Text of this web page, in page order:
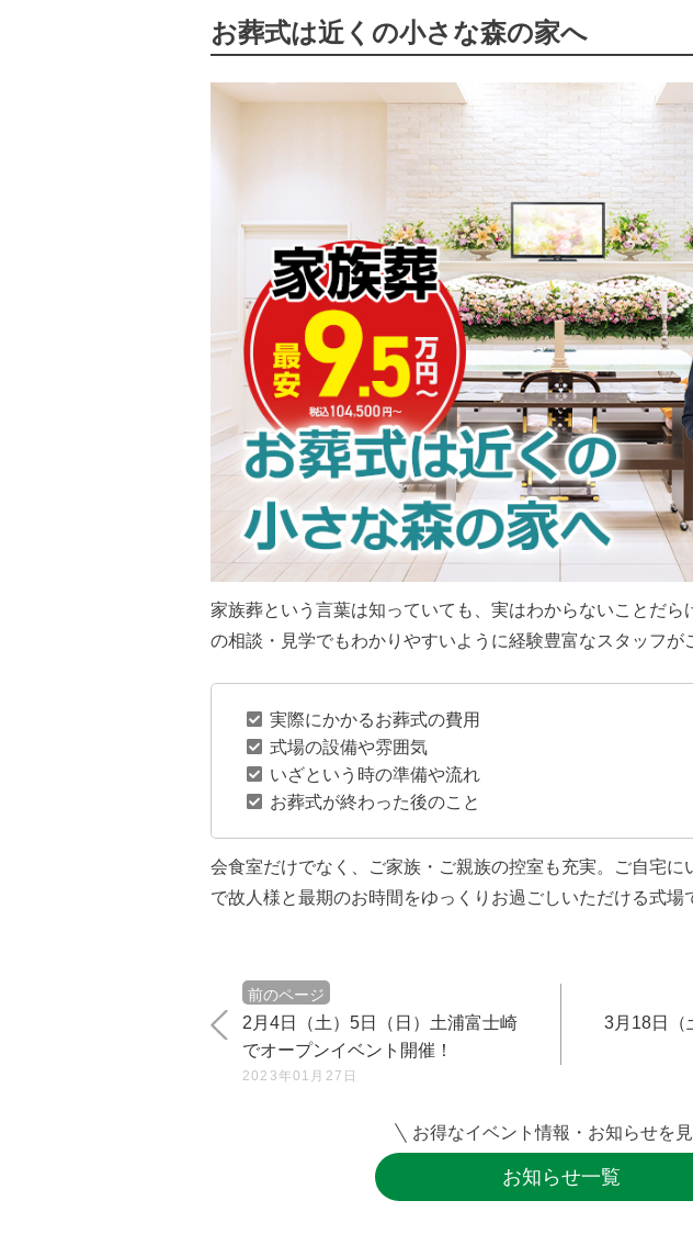
お葬式は近くの小さな森の家へ
家族葬という言葉は知っていても、実はわからないことだら
の相談・見学でもわかりやすいように経験豊富なスタッフが
実際にかかるお葬式の費用
式場の設備や雰囲気
いざという時の準備や流れ
お葬式が終わった後のこと
会食室だけでなく、ご家族・ご親族の控室も充実。ご自宅に
で故人様と最期のお時間をゆっくりお過ごしいただける式場
前のページ
2月4日（土）5日（日）土浦富士崎
でオープンイベント開催！
2023年01月27日
3月18日（
お得なイベント情報・お知らせを
お知らせ一覧